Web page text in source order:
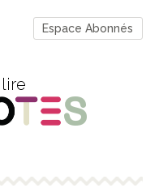
Espace Abonnés